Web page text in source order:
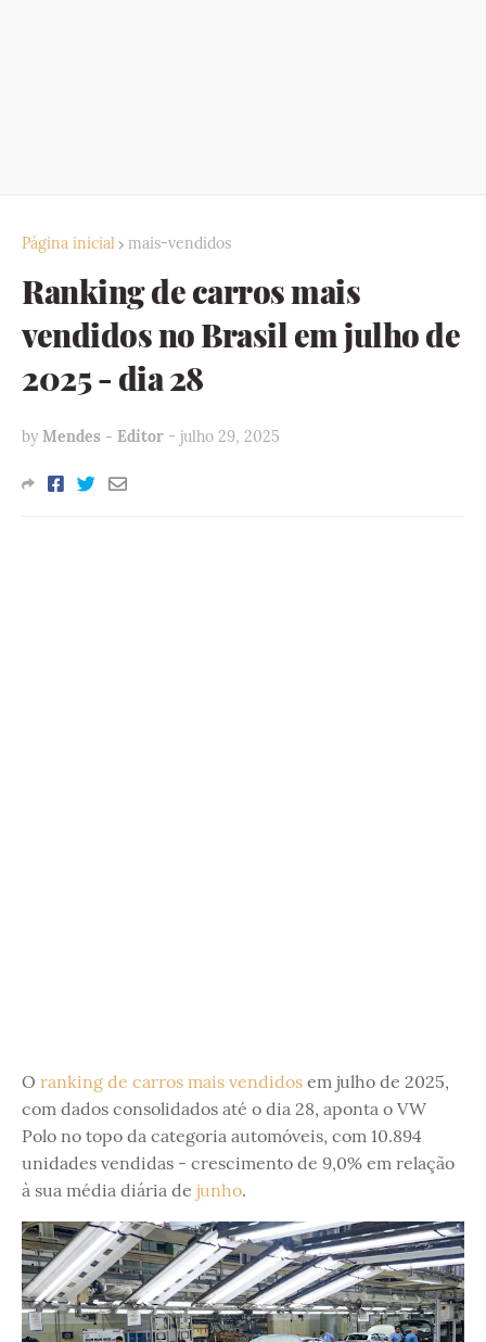
Página inicial mais-vendidos
Ranking de carros mais
vendidos no Brasil em julho de
2025 - dia 28
by Mendes - Editor - julho 29, 2025
O ranking de carros mais vendidos em julho de 2025,
com dados consolidados até o dia 28, aponta o VW
Polo no topo da categoria automóveis, com 10.894
unidades vendidas - crescimento de 9,0% em relação
à sua média diária de junho.